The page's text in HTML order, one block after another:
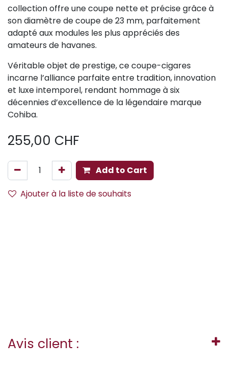
collection offre une coupe nette et précise grâce à
son diamètre de coupe de 23 mm, parfaitement
adapté aux modules les plus appréciés des
amateurs de havanes.
Véritable objet de prestige, ce coupe-cigares
incarne l’alliance parfaite entre tradition, innovation
et luxe intemporel, rendant hommage à six
décennies d’excellence de la légendaire marque
Cohiba.
255,00 CHF
Add to Cart
Ajouter à la liste de souhaits
Avis client :